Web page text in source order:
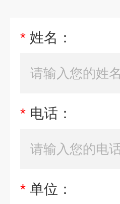
* 姓名：
* 电话：
* 单位：